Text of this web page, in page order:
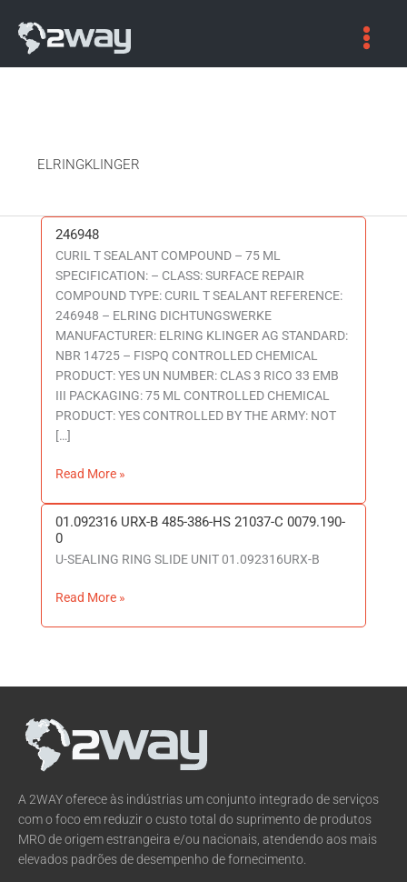
ELRINGKLINGER
246948
CURIL T SEALANT COMPOUND – 75 ML
SPECIFICATION: – CLASS: SURFACE REPAIR
COMPOUND TYPE: CURIL T SEALANT REFERENCE:
246948 – ELRING DICHTUNGSWERKE
MANUFACTURER: ELRING KLINGER AG STANDARD:
NBR 14725 – FISPQ CONTROLLED CHEMICAL
PRODUCT: YES UN NUMBER: CLAS 3 RICO 33 EMB
III PACKAGING: 75 ML CONTROLLED CHEMICAL
PRODUCT: YES CONTROLLED BY THE ARMY: NOT
[…]
246948
Read More »
01.092316 URX-B 485-386-HS 21037-C 0079.190-
0
U-SEALING RING SLIDE UNIT 01.092316URX-B
01.092316
URX-
B
386-
Read More »
A 2WAY oferece às indústrias um conjunto integrado de serviços
com o foco em reduzir o custo total do suprimento de produtos
MRO de origem estrangeira e/ou nacionais, atendendo aos mais
elevados padrões de desempenho de fornecimento.